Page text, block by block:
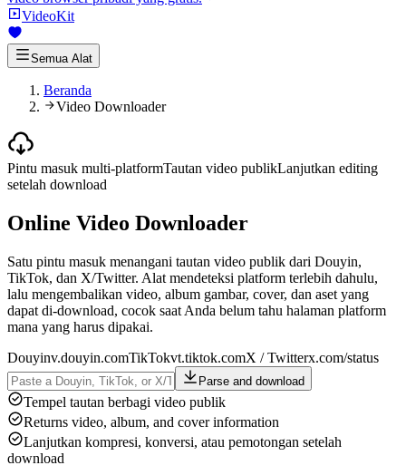
VideoKit
Semua Alat
Beranda
Video Downloader
Pintu masuk multi-platformTautan video publikLanjutkan editing
setelah download
Online Video Downloader
Satu pintu masuk menangani tautan video publik dari Douyin,
TikTok, dan X/Twitter. Alat mendeteksi platform terlebih dahulu,
lalu mengembalikan video, album gambar, cover, dan aset yang
dapat di-download, cocok saat Anda belum tahu halaman platform
mana yang harus dipakai.
Douyinv.douyin.comTikTokvt.tiktok.comX / Twitterx.com/status
Parse and download
Tempel tautan berbagi video publik
Returns video, album, and cover information
Lanjutkan kompresi, konversi, atau pemotongan setelah
download